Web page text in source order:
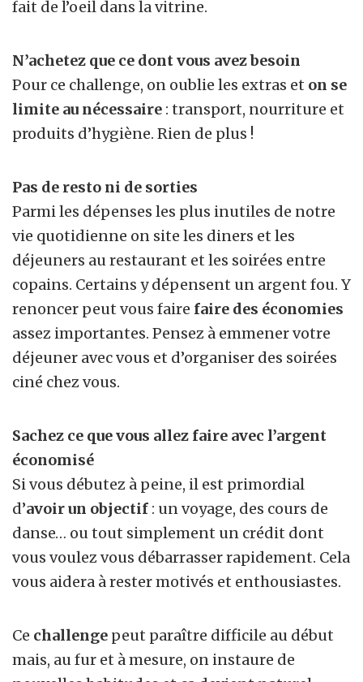
fait de l’oeil dans la vitrine.
N’achetez que ce dont vous avez besoin
Pour ce challenge, on oublie les extras et on se
limite au nécessaire : transport, nourriture et
produits d’hygiène. Rien de plus !
Pas de resto ni de sorties
Parmi les dépenses les plus inutiles de notre
vie quotidienne on site les diners et les
déjeuners au restaurant et les soirées entre
copains. Certains y dépensent un argent fou. Y
renoncer peut vous faire faire des économies
assez importantes. Pensez à emmener votre
déjeuner avec vous et d’organiser des soirées
ciné chez vous.
Sachez ce que vous allez faire avec l’argent
économisé
Si vous débutez à peine, il est primordial
d’avoir un objectif : un voyage, des cours de
danse… ou tout simplement un crédit dont
vous voulez vous débarrasser rapidement. Cela
vous aidera à rester motivés et enthousiastes.
Ce challenge peut paraître difficile au début
mais, au fur et à mesure, on instaure de